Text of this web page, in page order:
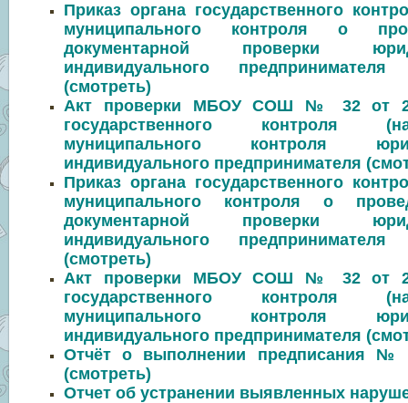
Приказ органа государственного
муниципального контроля о
документарной проверки
индивидуального
(смотреть)
Акт проверки МБОУ СОШ № 32 от
государственного контроля
муниципального контроля
индивидуального предпринимателя
Приказ органа государственного
муниципального контроля о
документарной проверки
индивидуального
(смотреть)
Акт проверки МБОУ СОШ № 32 от
государственного контроля
муниципального контроля
индивидуального предпринимателя
Отчёт о выполнении предписания №
(смотреть)
Отчет об устранении выявленных